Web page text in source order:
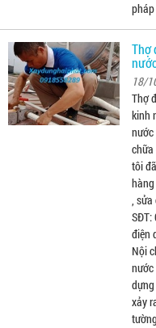
Thợ
18/
Thợ
kinh
nước
chữa
tôi
, sửa
SĐT:
điện
Nội
xảy